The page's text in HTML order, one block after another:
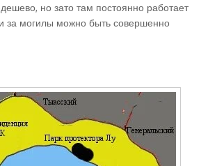
но зато там постоянно работает
за могилы можно быть совершенно